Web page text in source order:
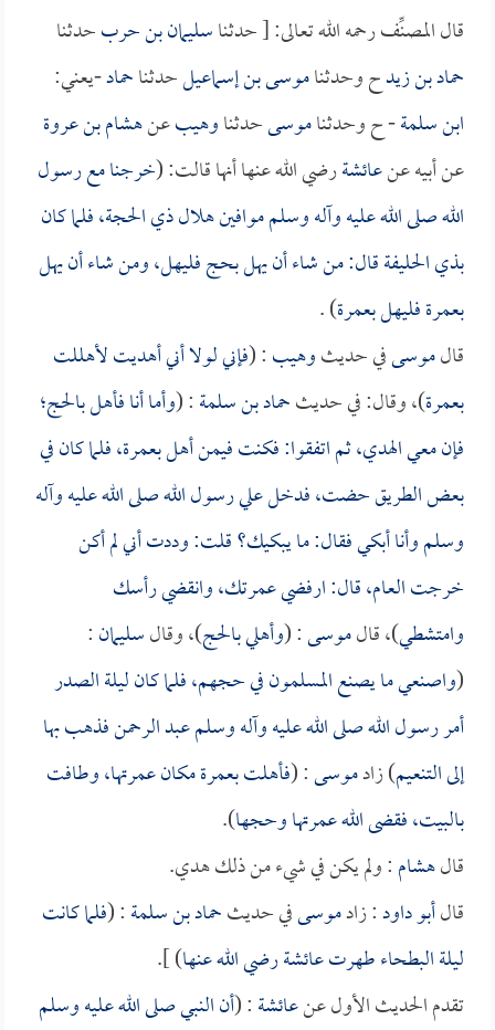
قال المصنِّف رحمه الله تعالى: [ حدثناسليمان بن حربحدثنا
حماد بن زيدح وحدثناموسى بن إسماعيلحدثناحماد-يعني:
ابن سلمة- ح وحدثناموسىحدثناوهيبعنهشام بن عروة
عن أبيه عنعائشةرضي الله عنها أنها قالت: (خرجنا مع رسول
الله صلى الله عليه وآله وسلم موافين هلال ذي الحجة، فلما كان
بذي الحليفة قال: من شاء أن يهل بحج فليهل، ومن شاء أن يهل
بعمرة فليهل بعمرة) .
قالموسىفي حديثوهيب: (فإني لولا أني أهديت لأهللت
بعمرة)، وقال: في حديثحماد بن سلمة: (وأما أنا فأهل بالحج؛
فإن معي الهدي، ثم اتفقوا: فكنت فيمن أهل بعمرة، فلما كان في
بعض الطريق حضت، فدخل علي رسول الله صلى الله عليه وآله
وسلم وأنا أبكي فقال: ما يبكيك؟ قلت: وددت أني لم أكن
خرجت العام، قال: ارفضي عمرتك، وانقضي رأسك
وامتشطي)، قالموسى: (وأهلي بالحج)، وقالسليمان:
(واصنعي ما يصنع المسلمون في حجهم، فلما كان ليلة الصدر
أمر رسول الله صلى الله عليه وآله وسلمعبد الرحمنفذهب بها
إلى التنعيم) زادموسى: (فأهلت بعمرة مكان عمرتها، وطافت
بالبيت، فقضى الله عمرتها وحجها).
قالهشام: ولم يكن في شيء من ذلك هدي.
قالأبو داود: زادموسىفي حديثحماد بن سلمة: (فلما كانت
ليلة البطحاء طهرتعائشةرضي الله عنها) ].
تقدم الحديث الأول عنعائشة: (أن النبي صلى الله عليه وسلم